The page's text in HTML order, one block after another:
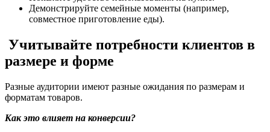
Демонстрируйте семейные моменты (например,
совместное приготовление еды).
Учитывайте потребности клиентов в
размере и форме
Разные аудитории имеют разные ожидания по размерам и
форматам товаров.
Как это влияет на конверсии?